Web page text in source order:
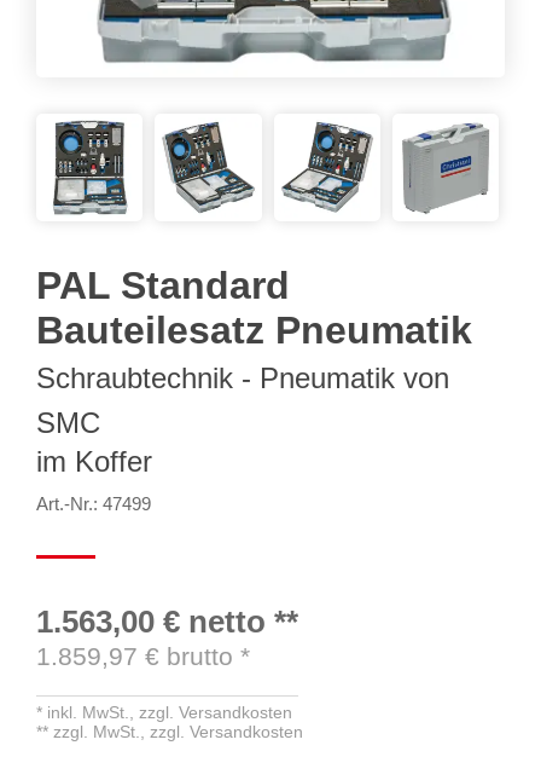
PAL Standard
Bauteilesatz Pneumatik
Schraubtechnik - Pneumatik von
SMC
im Koffer
Art.-Nr.: 47499
1.563,00 € netto **
1.859,97 € brutto *
* inkl. MwSt., zzgl. Versandkosten
** zzgl. MwSt., zzgl. Versandkosten